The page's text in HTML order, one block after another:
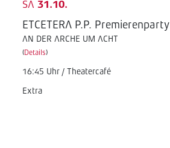
SA 31.10.
ETCETERA P.P. Premierenparty
AN DER ARCHE UM ACHT
(Details)
16:45 Uhr / Theatercafé
Extra